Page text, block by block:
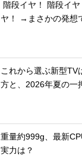
階段イヤ！ 階段イ
ヤ！ →まさかの発想
これから選ぶ新型TV
方と、2026年夏の一
重量約999g、最新
実力は？